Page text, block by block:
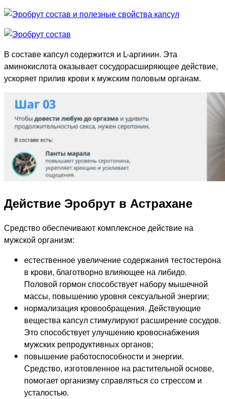
В составе капсул содержится и L-аргинин. Эта
аминокислота оказывает сосудорасширяющее действие,
ускоряет прилив крови к мужским половым органам.
Действие Эробрут в Астрахане
Средство обеспечивают комплексное действие на
мужской организм:
естественное увеличение содержания тестостерона
в крови, благотворно влияющее на либидо.
Половой гормон способствует набору мышечной
массы, повышению уровня сексуальной энергии;
нормализация кровообращения. Действующие
вещества капсул стимулируют расширение сосудов.
Это способствует улучшению кровоснабжения
мужских репродуктивных органов;
повышение работоспособности и энергии.
Средство, изготовленное на растительной основе,
помогает организму справляться со стрессом и
усталостью.